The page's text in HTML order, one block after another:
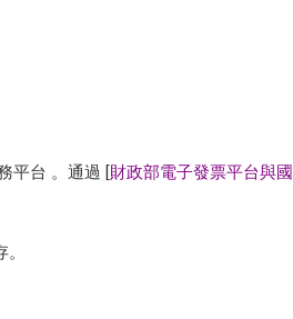
平台 。通過 [財政部電子發票平台與國